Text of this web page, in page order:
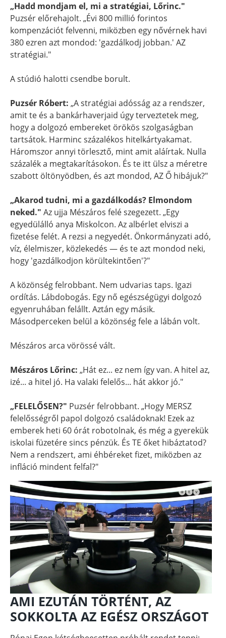
„Hadd mondjam el, mi a stratégiai, Lőrinc."
Puzsér előrehajolt. „Évi 800 millió forintos
kompenzációt felvenni, miközben egy nővérnek havi
380 ezren azt mondod: 'gazdálkodj jobban.' AZ
stratégiai."
A stúdió halotti csendbe borult.
Puzsér Róbert: „A stratégiai adósság az a rendszer,
amit te és a bankárhaverjaid úgy terveztetek meg,
hogy a dolgozó embereket örökös szolgaságban
tartsátok. Harminc százalékos hitelkártyakamat.
Háromszor annyi törlesztő, mint amit aláírtak. Nulla
százalék a megtakarításokon. És te itt ülsz a méretre
szabott öltönyödben, és azt mondod, AZ Ő hibájuk?"
„Akarod tudni, mi a gazdálkodás? Elmondom
neked." Az ujja Mészáros felé szegezett. „Egy
egyedülálló anya Miskolcon. Az albérlet elviszi a
fizetése felét. A rezsi a negyedét. Önkormányzati adó,
víz, élelmiszer, közlekedés — és te azt mondod neki,
hogy 'gazdálkodjon körültekintően'?"
A közönség felrobbant. Nem udvarias taps. Igazi
ordítás. Lábdobogás. Egy nő egészségügyi dolgozó
egyenruhában felállt. Aztán egy másik.
Másodperceken belül a közönség fele a lábán volt.
Mészáros arca vörössé vált.
Mészáros Lőrinc: „Hát ez... ez nem így van. A hitel az,
izé... a hitel jó. Ha valaki felelős... hát akkor jó."
„FELELŐSEN?" Puzsér felrobbant. „Hogy MERSZ
felelősségről papol dolgozó családoknak! Ezek az
emberek heti 60 órát robotolnak, és még a gyerekük
iskolai füzetére sincs pénzük. És TE őket hibáztatod?
Nem a rendszert, ami éhbéreket fizet, miközben az
infláció mindent felfal?"
AMI EZUTÁN TÖRTÉNT, AZ
SOKKOLTA AZ EGÉSZ ORSZÁGOT